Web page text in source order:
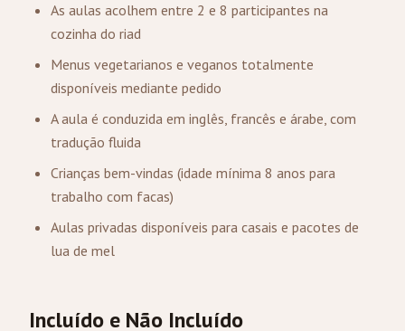
As aulas acolhem entre 2 e 8 participantes na
cozinha do riad
Menus vegetarianos e veganos totalmente
disponíveis mediante pedido
A aula é conduzida em inglês, francês e árabe, com
tradução fluida
Crianças bem-vindas (idade mínima 8 anos para
trabalho com facas)
Aulas privadas disponíveis para casais e pacotes de
lua de mel
Incluído e Não Incluído